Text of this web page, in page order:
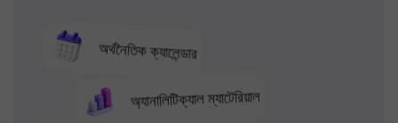
অর্থনৈতিক ক্যালেন্ডার
অ্যানালিটিক্যাল ম্যাটেরিয়াল